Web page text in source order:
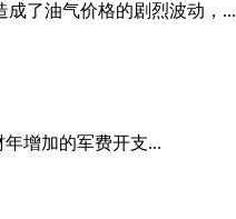
了油气价格的剧烈波动，...
增加的军费开支...